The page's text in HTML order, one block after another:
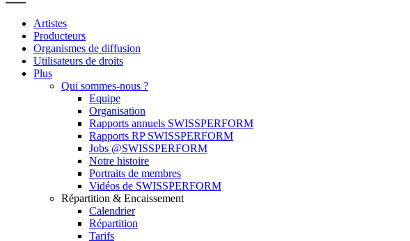
Artistes
Producteurs
Organismes de diffusion
Utilisateurs de droits
Plus
Qui sommes-nous ?
Equipe
Organisation
Rapports annuels SWISSPERFORM
Rapports RP SWISSPERFORM
Jobs @SWISSPERFORM
Notre histoire
Portraits de membres
Vidéos de SWISSPERFORM
Répartition & Encaissement
Calendrier
Répartition
Tarifs